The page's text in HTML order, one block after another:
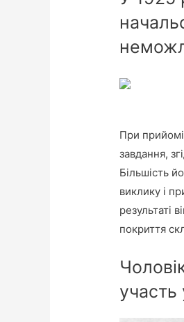
При
завдання,
Більшість
виклику і
результаті
покриття
участь